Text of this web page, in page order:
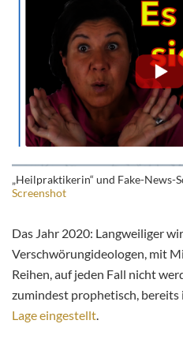
„Heilpraktikerin“ und Fake-News-
Screenshot
Das Jahr 2020: Langweiliger
Verschwörungideologen, mit
Reihen, auf jeden Fall nicht
zumindest prophetisch, bereits
Lage eingestellt